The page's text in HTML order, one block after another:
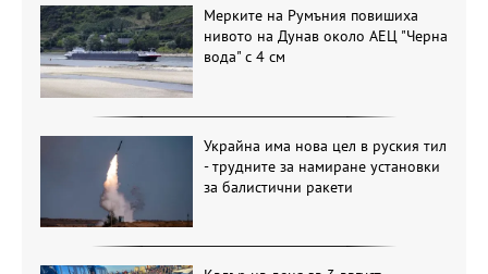
Мерките на Румъния повишиха
нивото на Дунав около АЕЦ "Черна
вода" с 4 см
Украйна има нова цел в руския тил
- трудните за намиране установки
за балистични ракети